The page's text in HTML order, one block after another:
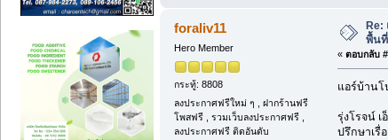
foraliv11
Hero Member
กระทู้: 8808
ลงประกาศฟรีใหม่ ๆ , ฝากร้านฟรี
โพสฟรี , รวมเว็บลงประกาศฟรี ,
ลงประกาศฟรี ติดอันดับ
Re:
พื้นที่
« ตอบกลับ
แอร์บ้านโ
รุ่งโรจน์
ปรึกษาเรื่